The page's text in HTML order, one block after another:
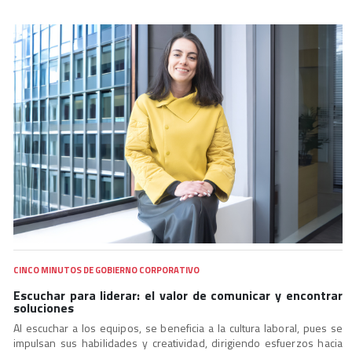
CINCO MINUTOS DE GOBIERNO CORPORATIVO
Escuchar para liderar: el valor de comunicar y encontrar
soluciones
Al escuchar a los equipos, se beneficia a la cultura laboral, pues se
impulsan sus habilidades y creatividad, dirigiendo esfuerzos hacia